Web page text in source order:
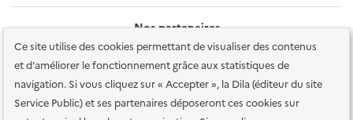
Ce site utilise des cookies permettant de visualiser des contenus
et d'améliorer le fonctionnement grâce aux statistiques de
navigation. Si vous cliquez sur « Accepter », la Dila (éditeur du site
Service Public) et ses partenaires déposeront ces cookies sur
Nos partenaires